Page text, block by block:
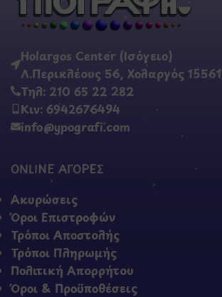
Holargos Center (Ισόγειο)
Λ.Περικλέους 56, Χολαργός 15561
Τηλ: 210 65 22 282
Κιν: 6942676494
info@ypografi.com
ONLINE ΑΓΟΡΕΣ
Ακυρώσεις
Όροι Επιστροφών
Τρόποι Αποστολής
Τρόποι Πληρωμής
Πολιτική Απορρήτου
Όροι & Προϋποθέσεις